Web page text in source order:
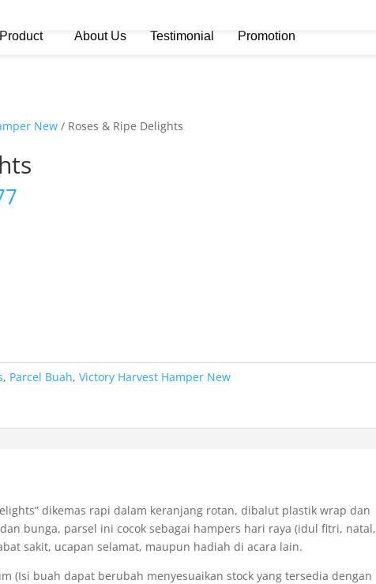
Product About Us Testimonial Promotion
New / Roses & Ripe Delights
, Parcel Buah,Victory Harvest Hamper New
dikemas rapi dalam keranjang rotan, dibalut plastik wrap dan
bunga, parsel ini cocok sebagai hampers hari raya (idul fitri, natal,
sakit, ucapan selamat, maupun hadiah di acara lain.
(Isi buah dapat berubah menyesuaikan stock yang tersedia dengan